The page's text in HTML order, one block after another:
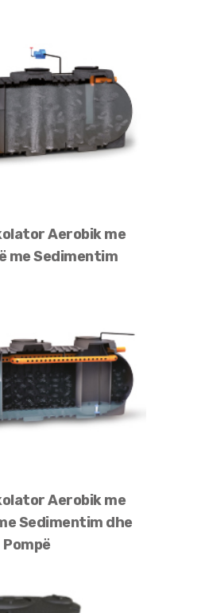
Aerobik me
me Sedimentim
Aerobik me
Sedimentim dhe
Pompë